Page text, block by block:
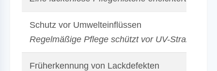
Schutz vor Umwelteinflüssen
Regelmäßige Pflege schützt vor UV-Strahlung,
Früherkennung von Lackdefekten